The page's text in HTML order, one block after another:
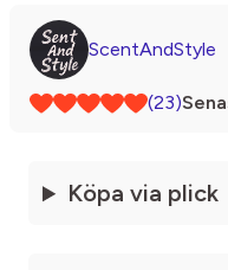
ScentAndStyle
(23)
Köpa via plick